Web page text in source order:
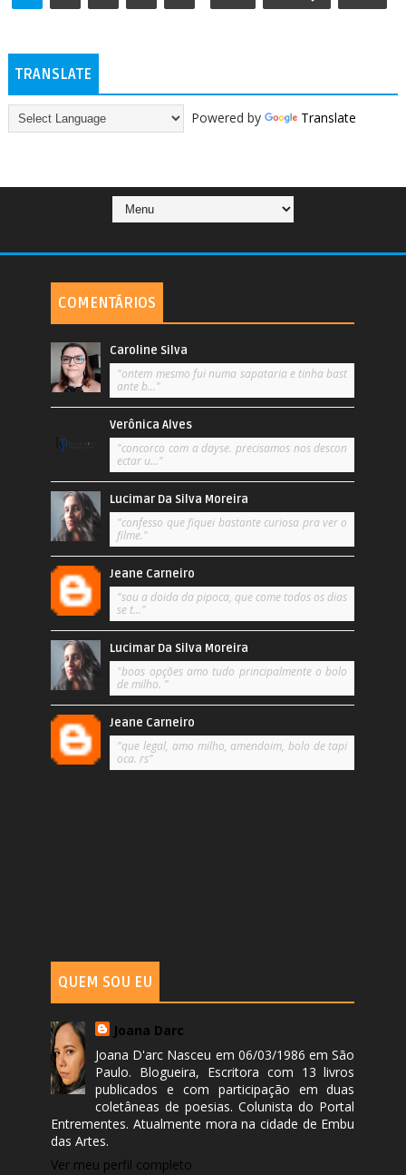
TRANSLATE
Powered by Translate
COMENTÁRIOS
Caroline Silva
"ontem mesmo fui numa sapataria e tinha bast
ante b..."
Verônica Alves
"concorco com a dayse. precisamos nos descon
ectar u..."
Lucimar Da Silva Moreira
"confesso que fiquei bastante curiosa pra ver o
filme."
Jeane Carneiro
"sou a doida da pipoca, que come todos os dias
se t..."
Lucimar Da Silva Moreira
"boas opções amo tudo principalmente o bolo
de milho. "
Jeane Carneiro
"que legal, amo milho, amendoim, bolo de tapi
oca. rs"
QUEM SOU EU
Joana Darc
Joana D'arc Nasceu em 06/03/1986 em São
Paulo. Blogueira, Escritora com 13 livros
publicados e com participação em duas
coletâneas de poesias. Colunista do Portal
Entrementes. Atualmente mora na cidade de Embu
das Artes.
Ver meu perfil completo